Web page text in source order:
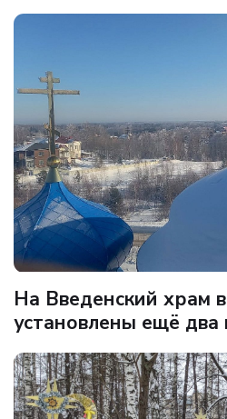
На Введенский храм
установлены ещё два